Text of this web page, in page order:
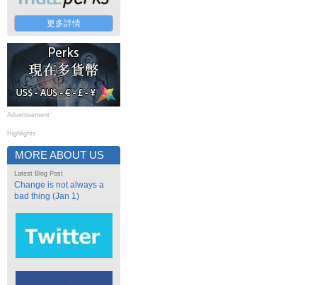
更多詳情
Advertisement
Highlights
MORE ABOUT US
Latest Blog Post
Change is not always a
bad thing (Jan 1)